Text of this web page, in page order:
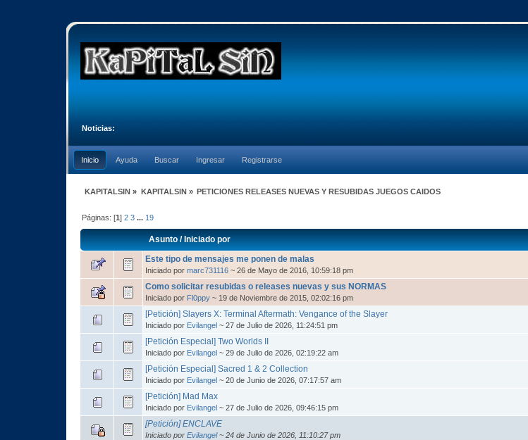
Noticias:
Inicio Ayuda Buscar Ingresar Registrarse
KAPITALSIN » KAPITALSIN» PETICIONES RELEASES NUEVAS Y RESUBIDAS JUEGOS CAIDOS
Páginas: [1]2 3 ... 19
Asunto/Iniciado por
Este tipo de mensajes me ponen de malas
Iniciado pormarc731116 ~ 26 de Mayo de 2016, 10:59:18 pm
Como solicitar resubidas o releases nuevas y sus NORMAS
Iniciado por Fl0ppy ~ 19 de Noviembre de 2015, 02:02:16 pm
[Petición] Slayers X: Terminal Aftermath: Vengance of the Slayer
Iniciado por Evilangel ~ 27 de Julio de 2026, 11:24:51 pm
[Petición Especial] Two Worlds II
Iniciado por Evilangel ~ 29 de Julio de 2026, 02:19:22 am
[Petición Especial] Sacred 1 & 2 Collection
Iniciado por Evilangel ~ 20 de Junio de 2026, 07:17:57 am
[Petición] Mad Max
Iniciado por Evilangel ~ 27 de Julio de 2026, 09:46:15 pm
[Petición] ENCLAVE
Iniciado porEvilangel~ 24 de Junio de 2026, 11:10:27 pm